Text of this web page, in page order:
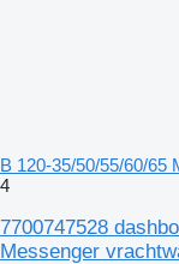
B 120-35/50/55/60/65
4
7700747528
Messenger